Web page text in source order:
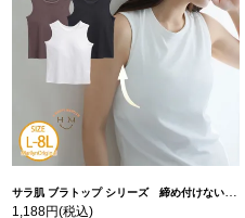
サラ肌 ブラトップ シリーズ 締め付けない リブ タンクトップ | 大きいサイズの通販ならハッピーマリリン
1,188円(税込)